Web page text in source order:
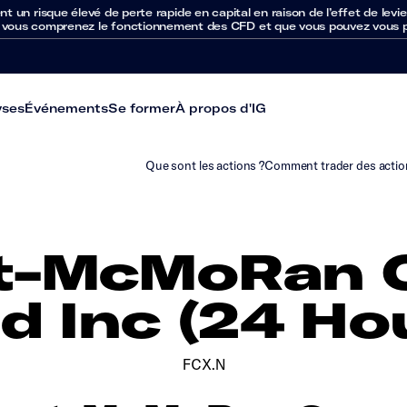
risque élevé de perte rapide en capital en raison de l’effet de
vous comprenez le fonctionnement des CFD et que vous pouvez
ÉvénementsSe formerÀ propos d'IG
Que sont les actions ?Comment trader des
McMoRan
Inc (24
FCX.N